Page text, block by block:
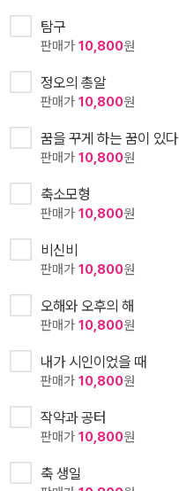
탐구
판매가 10,800원
정오의 총알
판매가 10,800원
꿈을 꾸게 하는 꿈이 있다
판매가 10,800원
축소모형
판매가 10,800원
비신비
판매가 10,800원
오해와 오후의 해
판매가 10,800원
내가 시인이었을 때
판매가 10,800원
작약과 공터
판매가 10,800원
축 생일